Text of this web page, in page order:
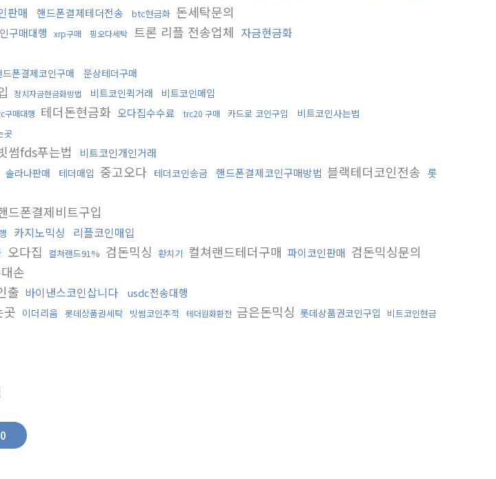
판매 핸드폰결제테더전송 btc현금화 돈세탁문의
구매대행 xrp구매 핑오다세탁 트론 리플 전송업체 자금현금화
드폰결제코인구매 문상테더구매
정치자금현금화방법 비트코인퀵거래 비트코인매입
구매대행 테더돈현금화 오다집수수료 trc20 구매 카드로 코인구입 비트코인사는법
곳
썸fds푸는법 비트코인개인거래
솔라나판매 테더매입 중고오다 테더코인송금 핸드폰결제코인구매방법 블랙테더코인전송 롯
드폰결제비트구입
카지노믹싱 리플코인매입
오다집 컬쳐랜드91% 검돈믹싱 환치기 컬쳐랜드테더구매 파이코인판매 검돈믹싱문의
손
출 바이낸스코인삽니다
usdc전송대행
곳 이더리움 롯데상품권세탁 빗썸코인추적 테더원화환전 금은돈믹싱 롯데상품권코인구입
비트코인현금
0